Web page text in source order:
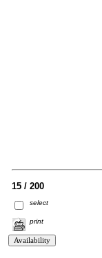
15 / 200
select
print